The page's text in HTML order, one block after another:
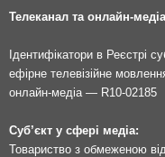
Телеканал та онлайн-
Ідентифікатори в Реєстрі
ефірне телевізійне
онлайн-медіа — R10-02185
Суб’єкт у сфері медіа:
Товариство з обмеженою